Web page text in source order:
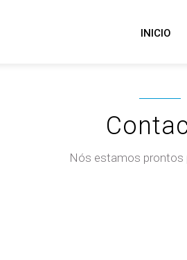
INICIO
Nós estamos prontos